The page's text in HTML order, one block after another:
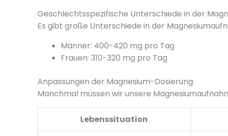
Geschlechtsspezifische Unterschiede in der
Es gibt große Unterschiede in der
Männer: 400-420 mg pro Tag
Frauen: 310-320 mg pro Tag
Anpassungen der Magnesium-Dosierung
Manchmal müssen wir unsere
Lebenssituation